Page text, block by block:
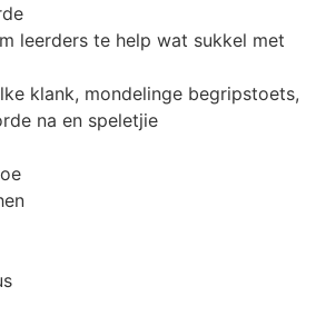
leerders te help wat sukkel met
klank, mondelinge begripstoets,
na en speletjie